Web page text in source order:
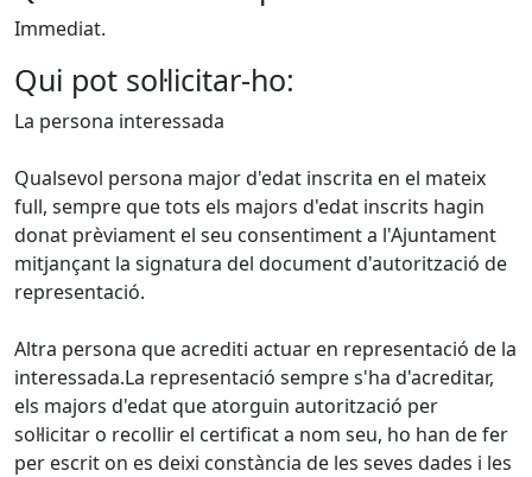
Immediat.
Qui pot sol·licitar-ho:
La persona interessada
Qualsevol persona major d'edat inscrita en el mateix
full, sempre que tots els majors d'edat inscrits hagin
donat prèviament el seu consentiment a l'Ajuntament
mitjançant la signatura del document d'autorització de
representació.
Altra persona que acrediti actuar en representació de la
interessada.La representació sempre s'ha d'acreditar,
els majors d'edat que atorguin autorització per
sol·licitar o recollir el certificat a nom seu, ho han de fer
per escrit on es deixi constància de les seves dades i les